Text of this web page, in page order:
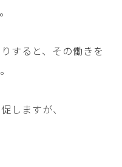
すると、その働きを
しますが、